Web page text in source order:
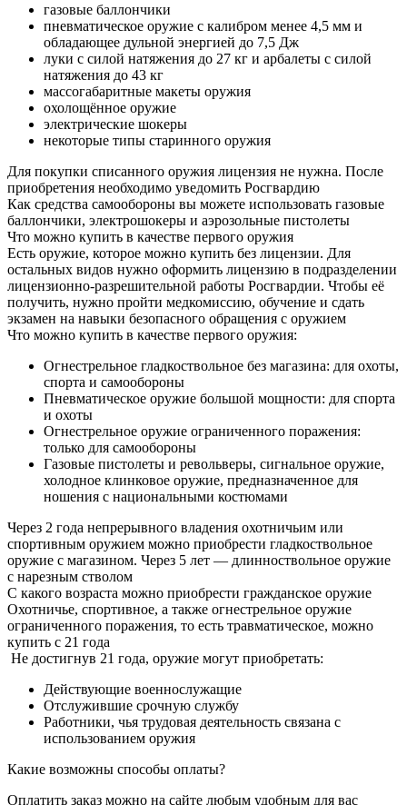
газовые баллончики
пневматическое оружие с калибром менее 4,5 мм и
обладающее дульной энергией до 7,5 Дж
луки с силой натяжения до 27 кг и арбалеты с силой
натяжения до 43 кг
массогабаритные макеты оружия
охолощённое оружие
электрические шокеры
некоторые типы старинного оружия
Для покупки списанного оружия лицензия не нужна. После
приобретения необходимо уведомить Росгвардию
Как средства самообороны вы можете использовать газовые
баллончики, электрошокеры и аэрозольные пистолеты
Что можно купить в качестве первого оружия
Есть оружие, которое можно купить без лицензии. Для
остальных видов нужно оформить лицензию в подразделении
лицензионно-разрешительной работы Росгвардии. Чтобы её
получить, нужно пройти медкомиссию, обучение и сдать
экзамен на навыки безопасного обращения с оружием
Что можно купить в качестве первого оружия:
Огнестрельное гладкоствольное без магазина: для охоты,
спорта и самообороны
Пневматическое оружие большой мощности: для спорта
и охоты
Огнестрельное оружие ограниченного поражения:
только для самообороны
Газовые пистолеты и револьверы, сигнальное оружие,
холодное клинковое оружие, предназначенное для
ношения с национальными костюмами
Через 2 года непрерывного владения охотничьим или
спортивным оружием можно приобрести гладкоствольное
оружие с магазином. Через 5 лет — длинноствольное оружие
с нарезным стволом
С какого возраста можно приобрести гражданское оружие
Охотничье, спортивное, а также огнестрельное оружие
ограниченного поражения, то есть травматическое, можно
купить с 21 года
Не достигнув 21 года, оружие могут приобретать:
Действующие военнослужащие
Отслужившие срочную службу
Работники, чья трудовая деятельность связана с
использованием оружия
Какие возможны способы оплаты?
Оплатить заказ можно на сайте любым удобным для вас